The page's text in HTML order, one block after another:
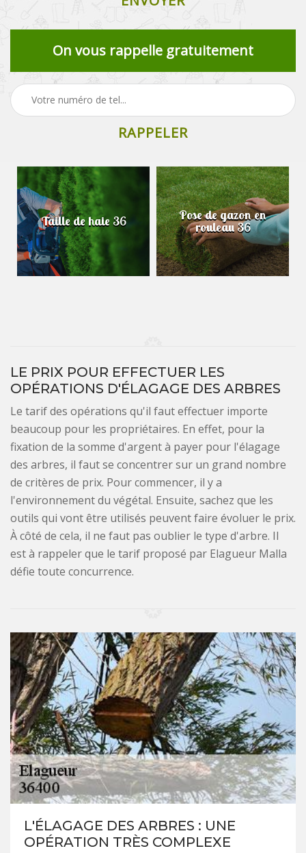
On vous rappelle gratuitement
Taille de haie 36 Pose de gazon en
rouleau 36
LE PRIX POUR EFFECTUER LES
OPÉRATIONS D'ÉLAGAGE DES ARBRES
Le tarif des opérations qu'il faut effectuer importe
beaucoup pour les propriétaires. En effet, pour la
fixation de la somme d'argent à payer pour l'élagage
des arbres, il faut se concentrer sur un grand nombre
de critères de prix. Pour commencer, il y a
l'environnement du végétal. Ensuite, sachez que les
outils qui vont être utilisés peuvent faire évoluer le prix.
À côté de cela, il ne faut pas oublier le type d'arbre. Il
est à rappeler que le tarif proposé par Elagueur Malla
défie toute concurrence.
L'ÉLAGAGE DES ARBRES : UNE
OPÉRATION TRÈS COMPLEXE